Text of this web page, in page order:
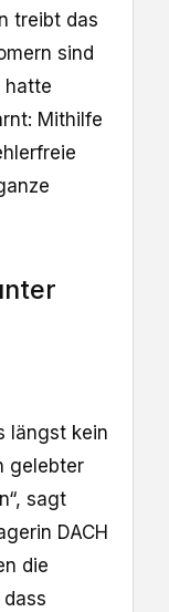
treibt das
sind
hatte
Mithilfe
längst kein
gelebter
sagt
DACH
die